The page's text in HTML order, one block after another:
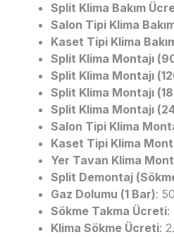
Split Klima Bakım
Salon Tipi Klima
Kaset Tipi Klima
Split Klima Montajı
Split Klima Montajı
Split Klima Montajı
Split Klima Montajı
Salon Tipi Klima
Kaset Tipi Klima
Yer Tavan Klima
Split Demontaj
Gaz Dolumu (1 Bar):
Sökme Takma Ücreti:
Klima Sökme Ücreti: